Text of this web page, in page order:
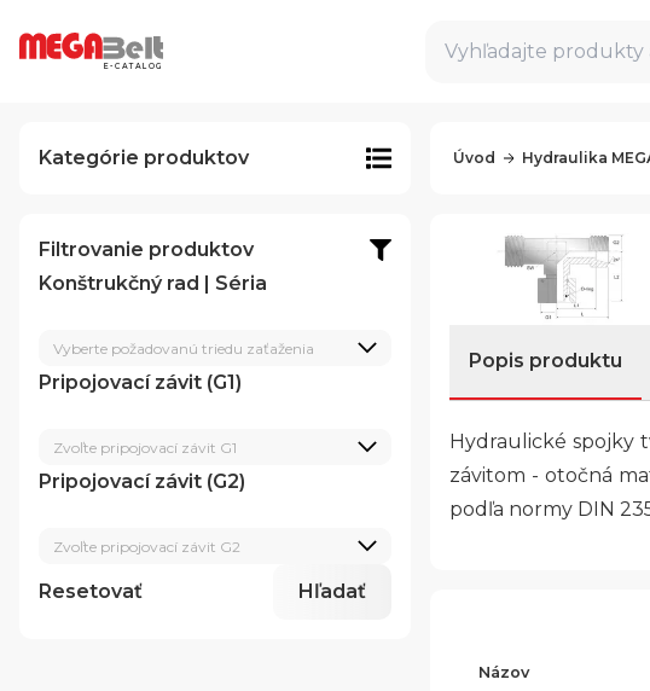
E-CATALOG
Vyhľadajte produkty
Kategórie produktov
Filtrovanie produktov
Konštrukčný rad | Séria
Vyberte požadovanú triedu zaťaženia
Pripojovací závit (G1)
Zvoľte pripojovací závit G1
Pripojovací závit (G2)
Zvoľte pripojovací závit G2
Resetovať Hľadať
Úvod Hydraulika
Popis produktu
Hydraulické spojky
závitom - otočná
podľa normy DIN
Názov